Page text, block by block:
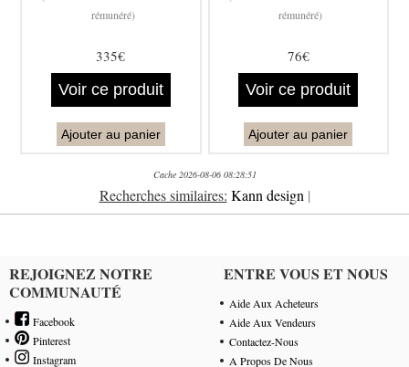
rémunéré)
335€
Voir ce produit
Ajouter au panier
rémunéré)
76€
Voir ce produit
Ajouter au panier
Cache 2026-08-06 08:28:51
Recherches similaires: Kann design |
REJOIGNEZ NOTRE
COMMUNAUTÉ
Facebook
Pinterest
Instagram
ENTRE VOUS ET NOUS
Aide Aux Acheteurs
Aide Aux Vendeurs
Contactez-Nous
A Propos De Nous